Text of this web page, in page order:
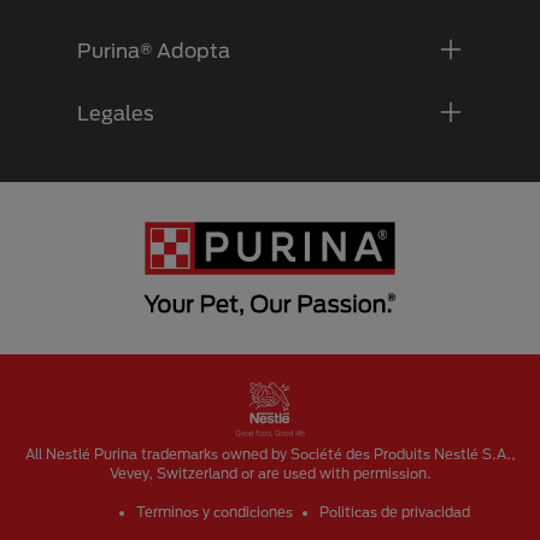
Purina® Adopta
Legales
All Nestlé Purina trademarks owned by Société des Produits Nestlé S.A.,
Vevey, Switzerland or are used with permission.
Terminos y condiciones Politicas de privacidad